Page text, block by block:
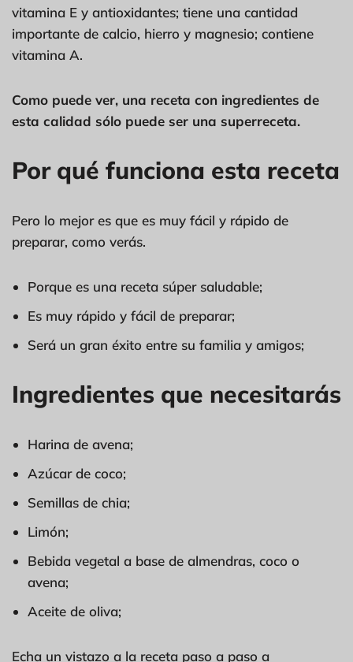
vitamina E y antioxidantes; tiene una cantidad
importante de calcio, hierro y magnesio; contiene
vitamina A.
Como puede ver, una receta con ingredientes de
esta calidad sólo puede ser una superreceta.
Por qué funciona esta receta
Pero lo mejor es que es muy fácil y rápido de
preparar, como verás.
Porque es una receta súper saludable;
Es muy rápido y fácil de preparar;
Será un gran éxito entre su familia y amigos;
Ingredientes que necesitarás
Harina de avena;
Azúcar de coco;
Semillas de chia;
Limón;
Bebida vegetal a base de almendras, coco o
avena;
Aceite de oliva;
Echa un vistazo a la receta paso a paso a